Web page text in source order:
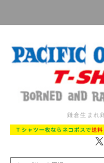
鎌倉生まれ